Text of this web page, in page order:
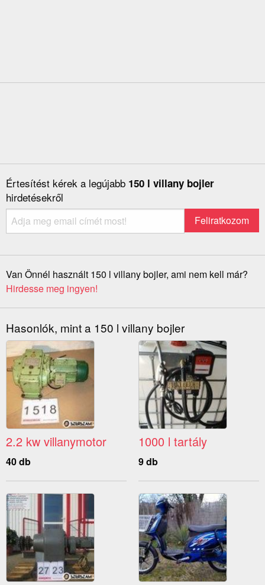
Értesítést kérek a legújabb 150 l villany bojler
hirdetésekről
Van Önnél használt 150 l villany bojler, ami nem kell már?
Hirdesse meg ingyen!
Hasonlók, mint a 150 l villany bojler
2.2 kw villanymotor
40 db
1000 l tartály
9 db